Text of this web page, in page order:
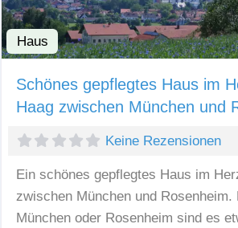
Haus
Schönes gepflegtes Haus im
Haag zwischen München und
Keine Rezensionen
Ein schönes gepflegtes Haus im
zwischen München und Rosenheim.
München oder Rosenheim sind es